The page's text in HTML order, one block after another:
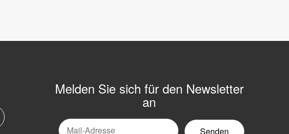
Melden Sie sich für den Newsletter
an
EMail-